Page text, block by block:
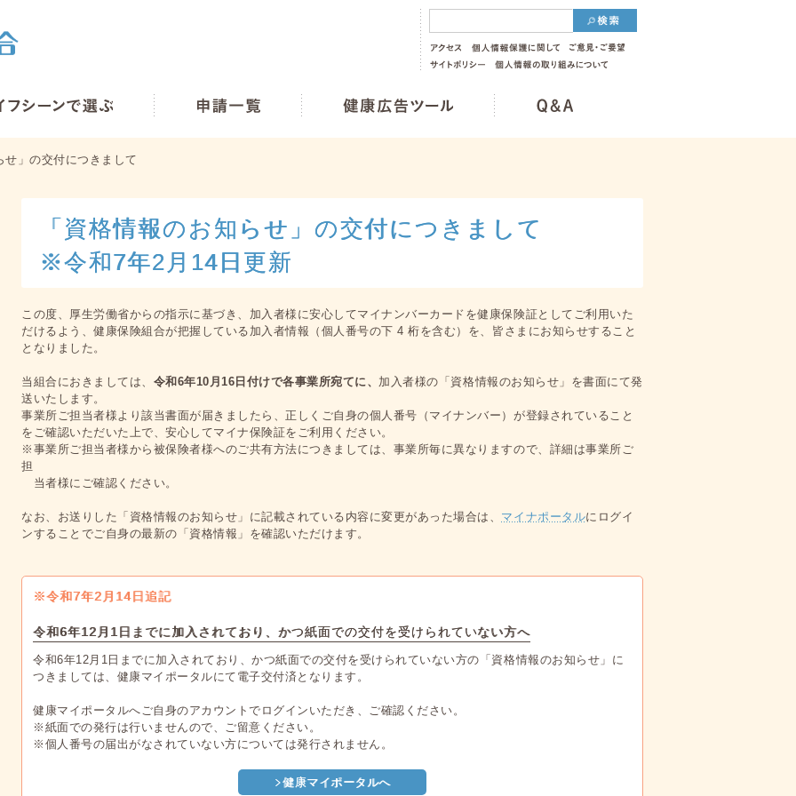
せ」の交付につきまして
「資格情報のお知らせ」の交付につきまして
※令和7年2月14日更新
この度、厚生労働省からの指示に基づき、加入者様に安心してマイナンバーカードを健康保険証としてご利用いた
だけるよう、健康保険組合が把握している加入者情報（個人番号の下 4 桁を含む）を、皆さまにお知らせすること
となりました。
当組合におきましては、 令和6年10月16日付けで各事業所宛てに、 加入者様の「資格情報のお知らせ」を書面にて発
送いたします。
事業所ご担当者様より該当書面が届きましたら、正しくご自身の個人番号（マイナンバー）が登録されていること
をご確認いただいた上で、安心してマイナ保険証をご利用ください。
※事業所ご担当者様から被保険者様へのご共有方法につきましては、事業所毎に異なりますので、詳細は事業所ご
担
当者様にご確認ください。
なお、お送りした「資格情報のお知らせ」に記載されている内容に変更があった場合は、 マイナポータルにログイ
ンすることでご自身の最新の「資格情報」を確認いただけます。
※令和7年2月14日追記
令和6年12月1日までに加入されており、かつ紙面での交付を受けられていない方へ
令和6年12月1日までに加入されており、かつ紙面での交付を受けられていない方の「資格情報のお知らせ」に
つきましては、健康マイポータルにて電子交付済となります。
健康マイポータルへご自身のアカウントでログインいただき、ご確認ください。
※紙面での発行は行いませんので、ご留意ください。
※個人番号の届出がなされていない方については発行されません。
健康マイポータルへ